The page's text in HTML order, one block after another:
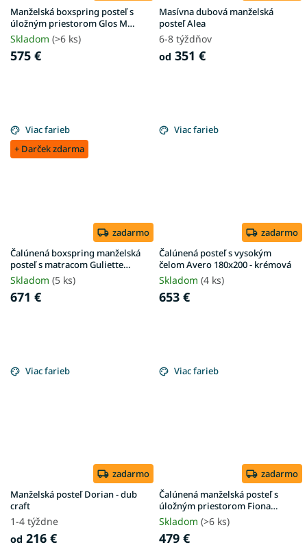
Manželská boxspring posteľ s
úložným priestorom Glos M
180x200 - krémová
Skladom (>6 ks)
575 €
Masívna dubová manželská
posteľ Alea
6-8 týždňov
od 351 €
Viac farieb
+ Darček zdarma
zadarmo
Čalúnená boxspring manželská
posteľ s matracom Guliette
180x200 - sivá
Skladom (5 ks)
671 €
Viac farieb
zadarmo
Čalúnená posteľ s vysokým
čelom Avero 180x200 - krémová
Skladom (4 ks)
653 €
Viac farieb
zadarmo
Manželská posteľ Dorian - dub
craft
1-4 týždne
od 216 €
Viac farieb
zadarmo
Čalúnená manželská posteľ s
úložným priestorom Fiona
180x200 - krémová
Skladom (>6 ks)
479 €